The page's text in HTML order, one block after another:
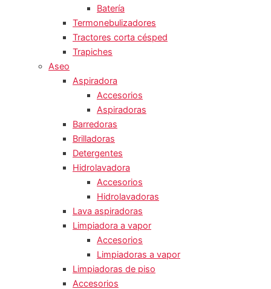
Batería
Termonebulizadores
Tractores corta césped
Trapiches
Aseo
Aspiradora
Accesorios
Aspiradoras
Barredoras
Brilladoras
Detergentes
Hidrolavadora
Accesorios
Hidrolavadoras
Lava aspiradoras
Limpiadora a vapor
Accesorios
Limpiadoras a vapor
Limpiadoras de piso
Accesorios